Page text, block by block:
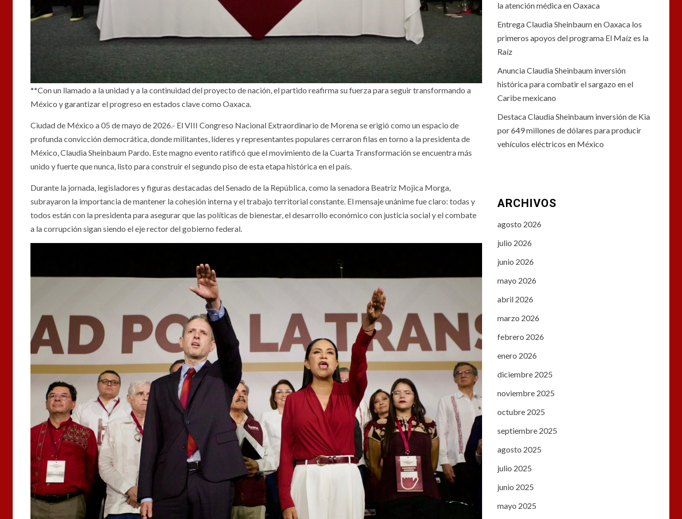
**Con un llamado a la unidad y a la continuidad del proyecto de nación, el partido reafirma su fuerza para seguir transformando a
México y garantizar el progreso en estados clave como Oaxaca.
Ciudad de México a 05 de mayo de 2026.- El VIII Congreso Nacional Extraordinario de Morena se erigió como un espacio de
profunda convicción democrática, donde militantes, líderes y representantes populares cerraron filas en torno a la presidenta de
México, Claudia Sheinbaum Pardo. Este magno evento ratificó que el movimiento de la Cuarta Transformación se encuentra más
unido y fuerte que nunca, listo para construir el segundo piso de esta etapa histórica en el país.
Durante la jornada, legisladores y figuras destacadas del Senado de la República, como la senadora Beatriz Mojica Morga,
subrayaron la importancia de mantener la cohesión interna y el trabajo territorial constante. El mensaje unánime fue claro: todas y
todos están con la presidenta para asegurar que las políticas de bienestar, el desarrollo económico con justicia social y el combate
a la corrupción sigan siendo el eje rector del gobierno federal.
la atención médica en Oaxaca
Entrega Claudia Sheinbaum en Oaxaca los
primeros apoyos del programa El Maíz es la
Raíz
Anuncia Claudia Sheinbaum inversión
histórica para combatir el sargazo en el
Caribe mexicano
Destaca Claudia Sheinbaum inversión de Kia
por 649 millones de dólares para producir
vehículos eléctricos en México
ARCHIVOS
agosto 2026
julio 2026
junio 2026
mayo 2026
abril 2026
marzo 2026
febrero 2026
enero 2026
diciembre 2025
noviembre 2025
octubre 2025
septiembre 2025
agosto 2025
julio 2025
junio 2025
mayo 2025